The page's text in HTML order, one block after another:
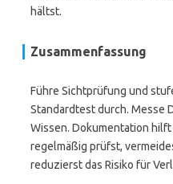
hältst.
Zusammenfassung
Führe Sichtprüfung und
Standardtest durch. Messe
Wissen. Dokumentation
regelmäßig prüfst,
reduzierst das Risiko für